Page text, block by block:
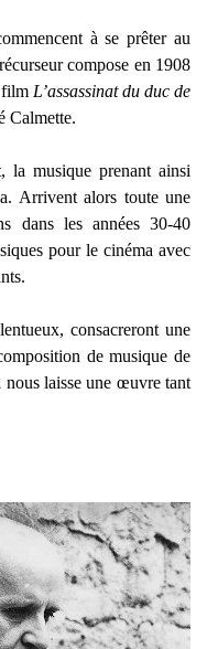
à se prêter au
compose en 1908
film L’assassinat du duc de
Calmette.
la musique prenant ainsi
Arrivent alors toute une
dans les années 30-40
pour le cinéma avec
consacreront une
de musique de
laisse une œuvre tant